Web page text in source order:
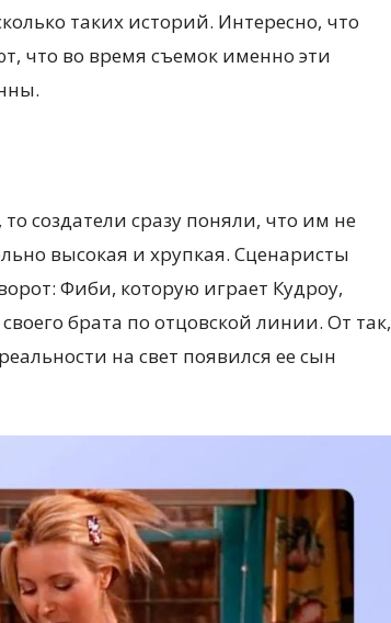
таких историй. Интересно, что
что во время съемок именно эти
создатели сразу поняли, что им не
высокая и хрупкая. Сценаристы
Фиби, которую играет Кудроу,
брата по отцовской линии. От так,
на свет появился ее сын